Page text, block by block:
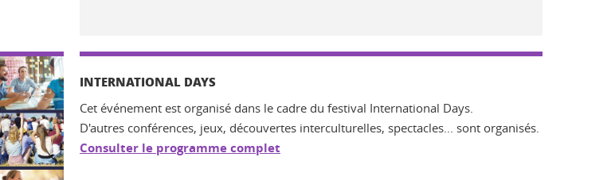
INTERNATIONAL DAYS
Cet événement est organisé dans le cadre du festival International Days.
D'autres conférences, jeux, découvertes interculturelles, spectacles... sont organisés.
Consulter le programme complet